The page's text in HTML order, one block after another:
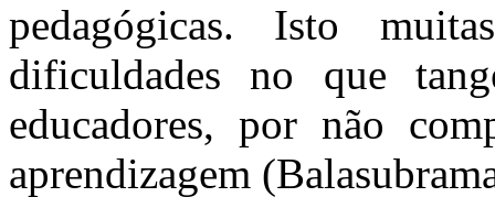
pedagógicas. Isto
dificuldades no que
educadores, por não
aprendizagem